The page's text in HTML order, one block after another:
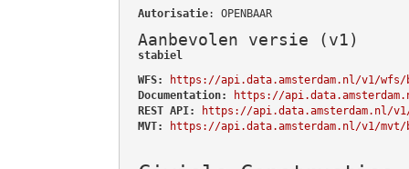
Autorisatie: OPENBAAR
Aanbevolen versie (v1)
stabiel
WFS:
https://api.data.amsterdam.nl/v1/wfs/
Documentation:
https://
REST API:
https://api.data.amsterdam.nl/
MVT:
https://api.data.amsterdam.nl/v1/mvt/